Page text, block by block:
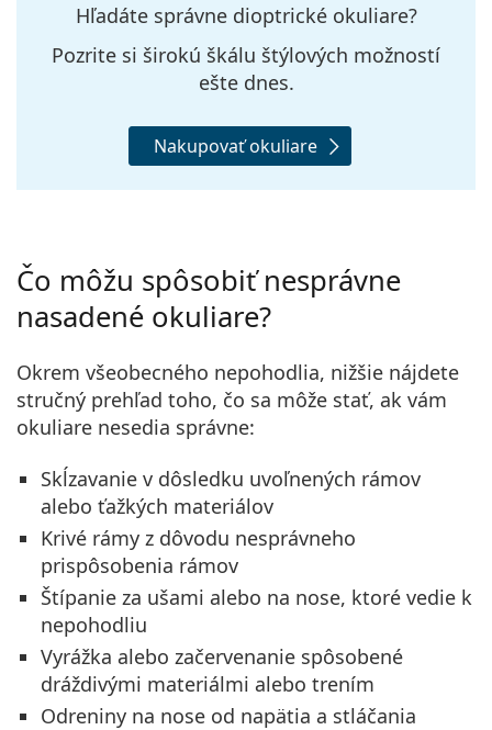
Hľadáte správne dioptrické okuliare?
Pozrite si širokú škálu štýlových možností
ešte dnes.
Nakupovať okuliare
Čo môžu spôsobiť nesprávne
nasadené okuliare?
Okrem všeobecného nepohodlia, nižšie nájdete
stručný prehľad toho, čo sa môže stať, ak vám
okuliare nesedia správne:
Skĺzavanie v dôsledku uvoľnených rámov
alebo ťažkých materiálov
Krivé rámy z dôvodu nesprávneho
prispôsobenia rámov
Štípanie za ušami alebo na nose, ktoré vedie k
nepohodliu
Vyrážka alebo začervenanie spôsobené
dráždivými materiálmi alebo trením
Odreniny na nose od napätia a stláčania